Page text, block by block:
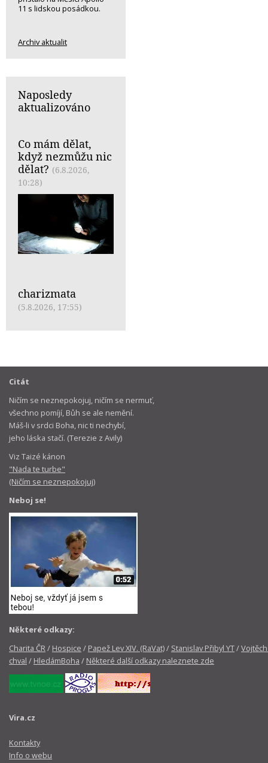
11 s lidskou posádkou.
Archiv aktualit
Naposledy
aktualizováno
Co mám dělat,
když nezmůžu nic
dělat? (6.8.2026,
10:28)
charizmata
(5.8.2026, 17:55)
Citát
Ničím se neznepokojuj, ničím se nermuť,
všechno pomíjí, Bůh se ale nemění.
Máš-li v srdci Boha, nic ti nechybí,
jeho láska stačí. (Terezie z Avily)
Viz Taizé kánon
"Nada te turbe"
(Ničím se neznepokojuj)
Neboj se!
Některé odkazy:
Charita ČR/ Hospice / Papež Lev XIV. (RaVat)/ Stanislav Přibyl YT/
chval / HledámBoha / Některé další odkazy naleznete zde
Vira.cz
Kontakty
Info o webu